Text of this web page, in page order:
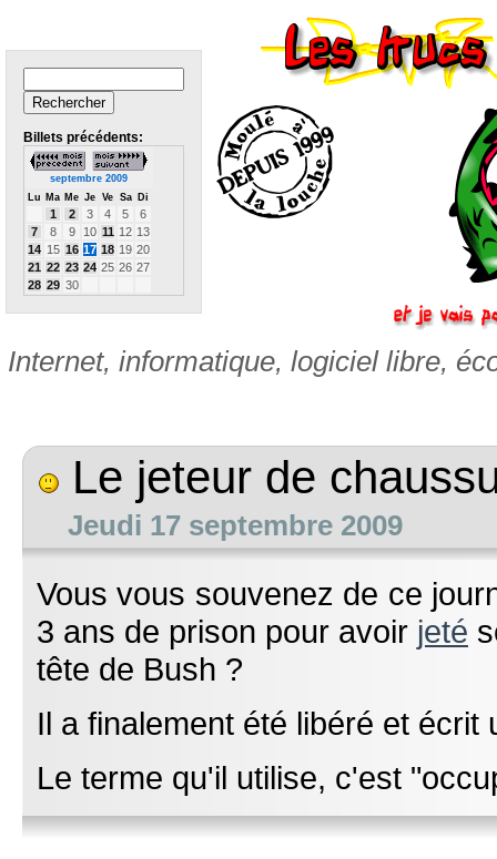
Billets précédents:
septembre 2009
Lu Ma Me Je Ve Sa Di
1 2 3 4 5
6
7
8 9 10 11 12 13
14 15 16 17 18 19 20
21 22 23 24 25 26 27
28 29 30
Internet, informatique, logiciel libre,
Le jeteur de
Jeudi 17 septembre 2009
Vous vous souvenez de ce
3 ans de prison pour avoir jeté
tête de Bush ?
Il a finalement été libéré et écrit
Le terme qu'il utilise, c'est